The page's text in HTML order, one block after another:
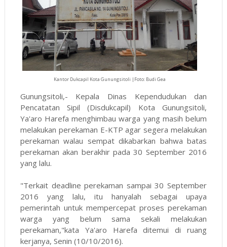
Kantor Dukcapil Kota Gunungsitoli |Foto: Budi Gea
Gunungsitoli,- Kepala Dinas Kependudukan dan
Pencatatan Sipil (Disdukcapil) Kota Gunungsitoli,
Ya'aro Harefa menghimbau warga yang masih belum
melakukan perekaman E-KTP agar segera melakukan
perekaman walau sempat dikabarkan bahwa batas
perekaman akan berakhir pada 30 September 2016
yang lalu.
"Terkait deadline perekaman sampai 30 September
2016 yang lalu, itu hanyalah sebagai upaya
pemerintah untuk mempercepat proses perekaman
warga yang belum sama sekali melakukan
perekaman,"kata Ya'aro Harefa ditemui di ruang
kerjanya, Senin (10/10/2016).